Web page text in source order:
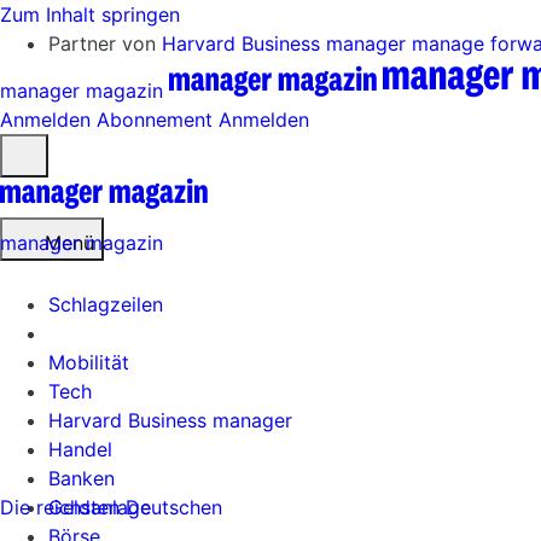
Zum Inhalt springen
Partner von Harvard Business manager manage
manager magazin
Anmelden Abonnement Anmelden
öffnen
Menü
Schlagzeilen
Mobilität
Tech
Harvard Business manager
Handel
Banken
Geldanlage
Börse
manager magazin
Die reichsten Deutschen